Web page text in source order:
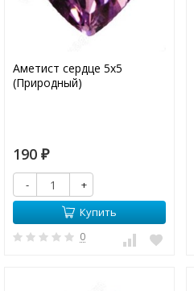
Аметист сердце 5х5
(Природный)
190 ₽
-
+
Купить
0